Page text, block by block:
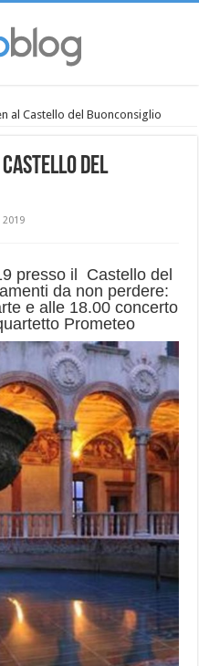
al Castello del Buonconsiglio
Castello del
2019
presso il Castello del
da non perdere:
e alle 18.00 concerto
Prometeo